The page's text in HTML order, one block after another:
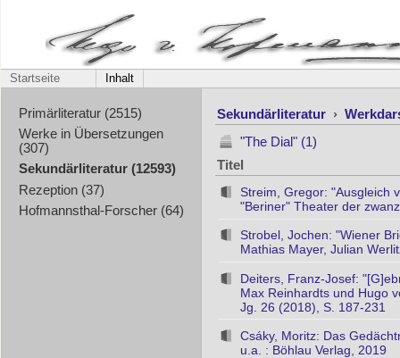
Startseite Inhalt
Primärliteratur (2515)
Werke in Übersetzungen
(307)
Sekundärliteratur (12593)
Rezeption (37)
Hofmannsthal-Forscher (64)
Sekundärliteratur ›
"The Dial" (1)
Titel
Streim, Gregor: "Ausgleich
"Beriner" Theater der
Strobel, Jochen: "Wiener
Mathias Mayer, Julian
Deiters, Franz-Josef:
Max Reinhardts und Hugo
Jg. 26 (2018), S. 187-231
Csáky, Moritz: Das
u.a. : Böhlau Verlag, 2019